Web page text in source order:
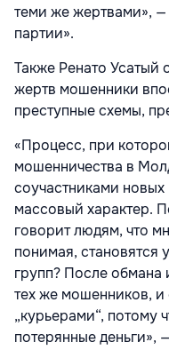
теми же жертвами»,
партии».
Также Ренато Усатый
жертв мошенники
преступные схемы,
«Процесс, при
мошенничества в
соучастниками
массовый характер.
говорит людям, что
понимая, становятся
групп? После
тех же мошенников, и
„курьерами“, потому
потерянные деньги»,